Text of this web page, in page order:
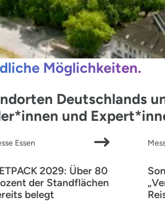
Möglichkeiten.
Deutschlands
und
Essen
2029: Über 80
der Standflächen
belegt